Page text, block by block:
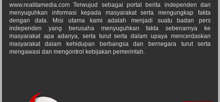
www.realitamedia.com Terwujud sebagai portal berita independen dan
menyuguhkan informasi kepada masyarakat serta mengungkap fakta
dengan data. Misi utama kami adalah menjadi suatu badan pers
independen yang berusaha menyuguhkan fakta sebenarnya ke
masyarakat apa adanya, serta turut serta dalam upaya mencerdaskan
masyarakat dalam kehidupan berbangsa dan bernegara turut serta
mengawasi dan mengontrol kebijakan pemerintah.